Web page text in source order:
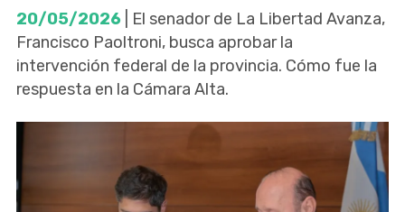
20/05/2026 | El senador de La Libertad Avanza,
Francisco Paoltroni, busca aprobar la
intervención federal de la provincia. Cómo fue la
respuesta en la Cámara Alta.